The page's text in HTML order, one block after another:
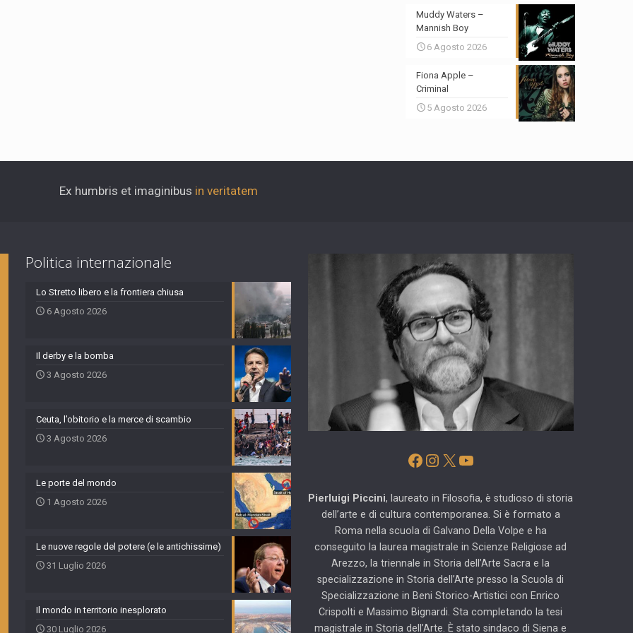
Muddy Waters –
Mannish Boy
6 Agosto 2026
Fiona Apple –
Criminal
5 Agosto 2026
Ex humbris et imaginibus in veritatem
Politica internazionale
Lo Stretto libero e la frontiera chiusa
6 Agosto 2026
Il derby e la bomba
3 Agosto 2026
Ceuta, l’obitorio e la merce di scambio
3 Agosto 2026
Le porte del mondo
1 Agosto 2026
Le nuove regole del potere (e le antichissime)
31 Luglio 2026
Il mondo in territorio inesplorato
30 Luglio 2026
Facebook
Instagram
X YouTube
Pierluigi Piccini, laureato in Filosofia, è studioso di storia
dell’arte e di cultura contemporanea. Si è formato a
Roma nella scuola di Galvano Della Volpe e ha
conseguito la laurea magistrale in Scienze Religiose ad
Arezzo, la triennale in Storia dell’Arte Sacra e la
specializzazione in Storia dell’Arte presso la Scuola di
Specializzazione in Beni Storico-Artistici con Enrico
Crispolti e Massimo Bignardi. Sta completando la tesi
magistrale in Storia dell’Arte. È stato sindaco di Siena e